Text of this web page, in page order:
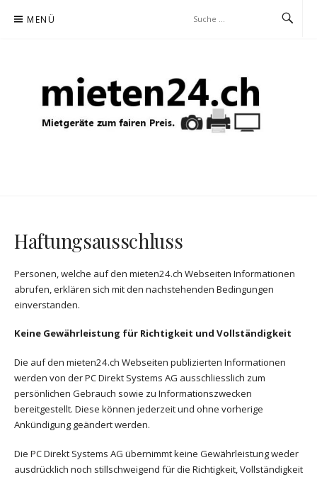
Inhalt MENÜ
Haftungsausschluss
Personen, welche auf den mieten24.ch Webseiten Informationen
abrufen, erklären sich mit den nachstehenden Bedingungen
einverstanden.
Keine Gewährleistung für Richtigkeit und Vollständigkeit
Die auf den mieten24.ch Webseiten publizierten Informationen
werden von der PC Direkt Systems AG ausschliesslich zum
persönlichen Gebrauch sowie zu Informationszwecken
bereitgestellt. Diese können jederzeit und ohne vorherige
Ankündigung geändert werden.
Die PC Direkt Systems AG übernimmt keine Gewährleistung weder
ausdrücklich noch stillschweigend für die Richtigkeit, Vollständigkeit